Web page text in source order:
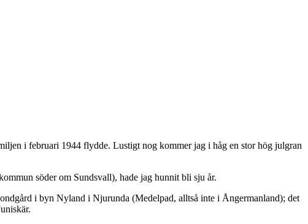
i februari 1944 flydde. Lustigt nog kommer jag i håg en stor hög julgran
söder om Sundsvall), hade jag hunnit bli sju år.
i byn Nyland i Njurunda (Medelpad, alltså inte i Ångermanland); det